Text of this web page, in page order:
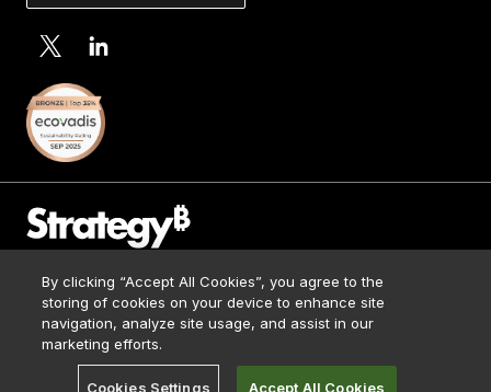
© 2026 Strategy. All Rights Reserved.
Media Kit
Impressum
Terms of Use
By clicking “Accept All Cookies”, you agree to the
storing of cookies on your device to enhance site
navigation, analyze site usage, and assist in our
marketing efforts.
Cookies Settings Accept All Cookies